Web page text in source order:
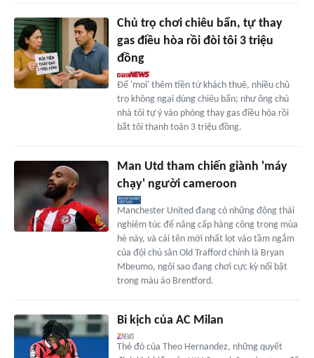
Chủ trọ chơi chiêu bẩn, tự thay
gas điều hòa rồi đòi tôi 3 triệu
đồng
Để 'moi' thêm tiền từ khách thuê, nhiều chủ
trọ không ngại dùng chiêu bẩn; như ông chủ
nhà tôi tự ý vào phòng thay gas điều hòa rồi
bắt tôi thanh toán 3 triệu đồng.
Man Utd tham chiến giành 'máy
chạy' người cameroon
Manchester United đang có những động thái
nghiêm túc để nâng cấp hàng công trong mùa
hè này, và cái tên mới nhất lọt vào tầm ngắm
của đội chủ sân Old Trafford chính là Bryan
Mbeumo, ngôi sao đang chơi cực kỳ nổi bật
trong màu áo Brentford.
Bi kịch của AC Milan
Thẻ đỏ của Theo Hernandez, những quyết